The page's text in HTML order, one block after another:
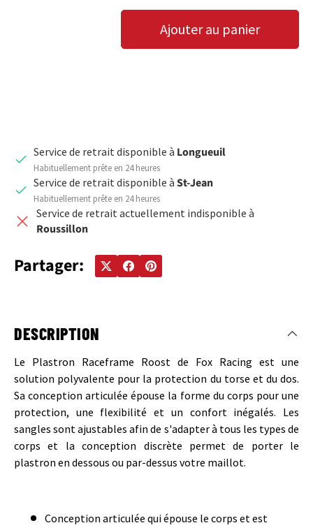
DIMINUER LA QUANTITÉ
AUGMENTER LA QUANTITÉ
Ajouter au panier
Service de retrait disponible à Longueuil
Habituellement prête en 24 heures
Service de retrait disponible à St-Jean
Habituellement prête en 24 heures
Service de retrait actuellement indisponible à
Roussillon
Partager:
DESCRIPTION
Le Plastron Raceframe Roost de Fox Racing est une
solution polyvalente pour la protection du torse et du dos.
Sa conception articulée épouse la forme du corps pour une
protection, une flexibilité et un confort inégalés. Les
sangles sont ajustables afin de s'adapter à tous les types de
corps et la conception discrète permet de porter le
plastron en dessous ou par-dessus votre maillot.
Conception articulée qui épouse le corps et est